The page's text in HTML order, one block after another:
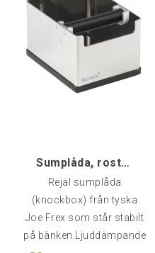
Sumplåda, rostfri medium [kmm]
Rejäl sumplåda
(knockbox) från tyska
Joe Frex som står stabilt
på bänken.Ljuddämpande